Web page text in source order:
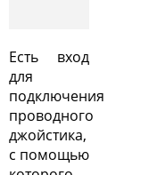
Есть вход
для
подключения
проводного
джойстика,
с помощью